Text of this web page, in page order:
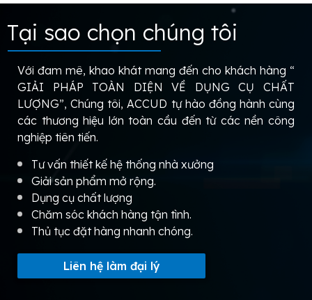
Tại sao chọn chúng tôi
Với đam mê, khao khát mang đến cho khách hàng “
GIẢI PHÁP TOÀN DIỆN VỀ DỤNG CỤ CHẤT
LƯỢNG”, Chúng tôi, ACCUD tự hào đồng hành cùng
các thương hiệu lớn toàn cầu đến từ các nền công
nghiệp tiên tiến.
Tư vấn thiết kế hệ thống nhà xưởng
Giải sản phẩm mở rộng.
Dụng cụ chất lượng
Chăm sóc khách hàng tận tình.
Thủ tục đặt hàng nhanh chóng.
Liên hệ làm đại lý